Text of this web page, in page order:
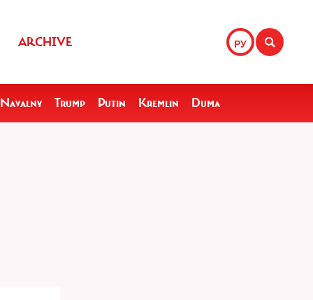
РУ
ARCHIVE
Navalny Trump Putin Kremlin Duma